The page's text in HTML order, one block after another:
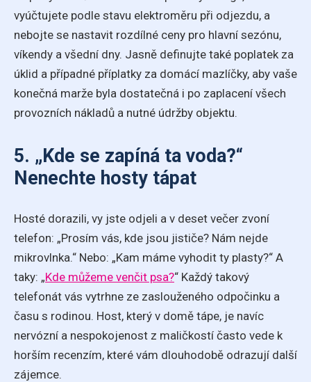
vyúčtujete podle stavu elektroměru při odjezdu, a
nebojte se nastavit rozdílné ceny pro hlavní sezónu,
víkendy a všední dny. Jasně definujte také poplatek za
úklid a případné příplatky za domácí mazlíčky, aby vaše
konečná marže byla dostatečná i po zaplacení všech
provozních nákladů a nutné údržby objektu.
5. „Kde se zapíná ta voda?“
Nenechte hosty tápat
Hosté dorazili, vy jste odjeli a v deset večer zvoní
telefon: „Prosím vás, kde jsou jističe? Nám nejde
mikrovlnka.“ Nebo: „Kam máme vyhodit ty plasty?“ A
taky: „Kde můžeme venčit psa?“ Každý takový
telefonát vás vytrhne ze zaslouženého odpočinku a
času s rodinou. Host, který v domě tápe, je navíc
nervózní a nespokojenost z maličkostí často vede k
horším recenzím, které vám dlouhodobě odrazují další
zájemce.